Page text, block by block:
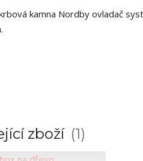
kamna Nordby ovladač
zboží 1